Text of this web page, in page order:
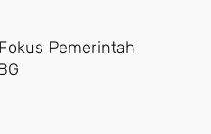
Pemerintah